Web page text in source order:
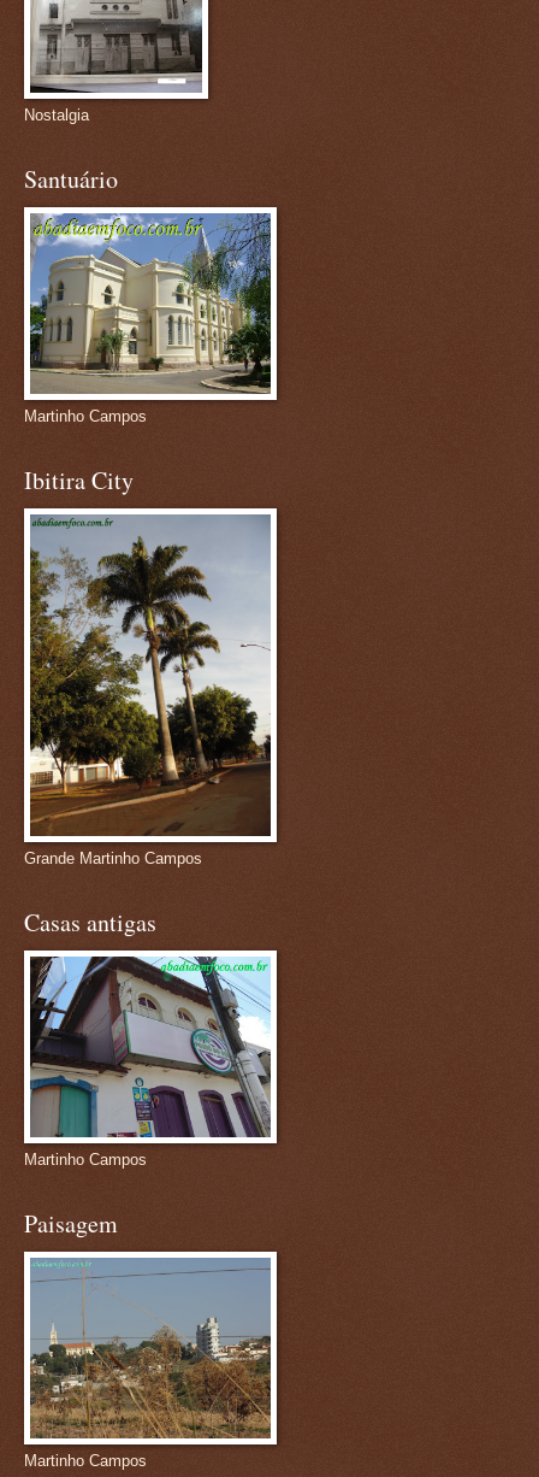
Nostalgia
Santuário
Martinho Campos
Ibitira City
Grande Martinho Campos
Casas antigas
Martinho Campos
Paisagem
Martinho Campos